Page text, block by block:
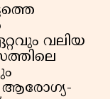
വലിയ
ആരോഗ്യ-